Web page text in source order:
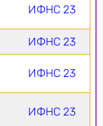
ИФНС 23
ИФНС 23
ИФНС 23
ИФНС 23